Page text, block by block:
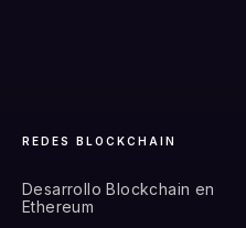
REDES BLOCKCHAIN
Desarrollo Blockchain en
Ethereum